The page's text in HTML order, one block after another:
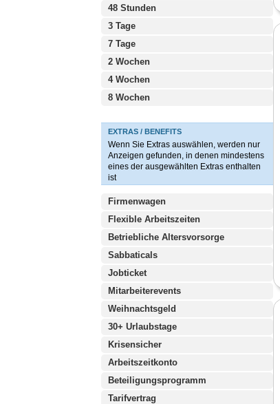
48 Stunden
3 Tage
7 Tage
2 Wochen
4 Wochen
8 Wochen
EXTRAS / BENEFITS
Wenn Sie Extras auswählen, werden nur
Anzeigen gefunden, in denen mindestens
eines der ausgewählten Extras enthalten
ist
Firmenwagen
Flexible Arbeitszeiten
Betriebliche Altersvorsorge
Sabbaticals
Jobticket
Mitarbeiterevents
Weihnachtsgeld
30+ Urlaubstage
Krisensicher
Arbeitszeitkonto
Beteiligungsprogramm
Tarifvertrag